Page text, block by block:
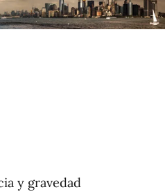
y gravedad